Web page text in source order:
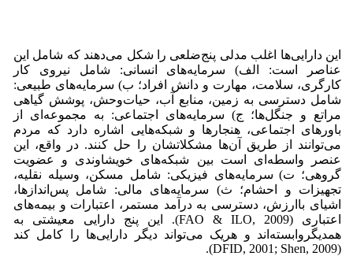
این دارایی‌ها اغلب مدلی پنج‌ضلعی را شکل می‌دهند که شامل این
عناصر است: الف) سرمایه‌های انسانی: شامل نیروی کار
کارگری، سلامت، مهارت و دانش افراد؛ ب) سرمایه‌های طبیعی:
شامل دسترسی به زمین، منابع آب، حیات‌وحش، پوشش گیاهی
مراتع و جنگل‌ها؛ ج) سرمایه‌های اجتماعی: به مجموعه‌ای از
باورهای اجتماعی، هنجارها و شبکه‌هایی اشاره دارد که مردم
می‌توانند از طریق آن‌ها مشکلاتشان را حل کنند. در واقع، این
عنصر واسطه‌ای است بین شبکه‌های خویشاوندی و عضویت
گروهی؛ ت) سرمایه‌های فیزیکی: شامل مسکن، وسیله نقلیه،
تجهیزات و احشام؛ ث) سرمایه‌های مالی: شامل پس‌اندازها،
اشیای باارزش، دسترسی به درآمد مستمر، اعتبارات و بیمه‌های
اعتباری (FAO & ILO, 2009). این پنج دارایی معیشتی به
همدیگروابسته‌اند و هریک می‌تواند دیگر دارایی‌ها را کامل کند
(DFID, 2001; Shen, 2009).